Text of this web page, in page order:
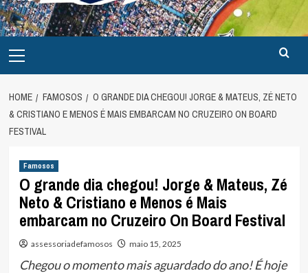
Menu
HOME FAMOSOS
O GRANDE DIA CHEGOU! JORGE & MATEUS, ZÉ NETO
& CRISTIANO E MENOS É MAIS EMBARCAM NO CRUZEIRO ON BOARD
FESTIVAL
Famosos
O grande dia chegou! Jorge & Mateus, Zé
Neto & Cristiano e Menos é Mais
embarcam no Cruzeiro On Board Festival
assessoriadefamosos maio 15, 2025
Chegou o momento mais aguardado do ano! É hoje